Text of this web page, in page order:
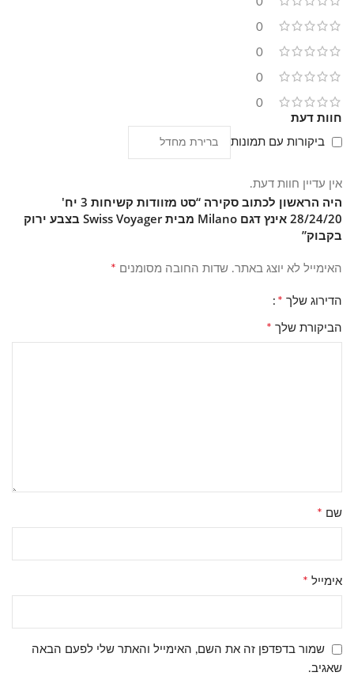
הגודל של 20 אינץ' הוא הקומפקטי מבין השלושה ומתאים לרוב
גמיש שמכסה טווח רחב של תרחישי נסיעה בלי צורך לרכוש כל גודל
בנפרד.
0
0
0
0
חוות דעת
ביקורות עם תמונות
אין עדיין חוות דעת.
היה הראשון לכתוב סקירה “סט מזוודות קשיחות 3 יח'
28/24/20 אינץ דגם Milano מבית Swiss Voyager בצבע ירוק
בקבוק”
האימייל לא יוצג באתר. שדות החובה מסומנים *
הדירוג שלך *
הביקורת שלך *
שם *
אימייל *
שמור בדפדפן זה את השם, האימייל והאתר שלי לפעם הבאה
שאגיב.